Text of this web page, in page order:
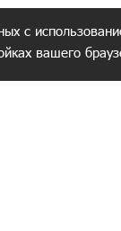
с
вашего